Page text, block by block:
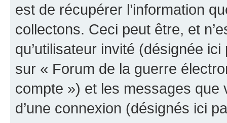
est de récupérer l’information
collectons. Ceci peut être, et
qu’utilisateur invité (désignée
sur « Forum de la guerre
compte ») et les messages que
d’une connexion (désignés ici